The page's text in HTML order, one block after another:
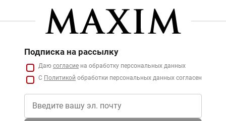
Подписка на рассылку
Даю согласие на обработку персональных данных
С Политикой обработки персональных данных согласен